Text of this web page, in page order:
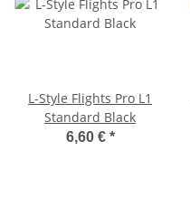
L-Style Flights Pro L1
Standard Black
6,60 € *